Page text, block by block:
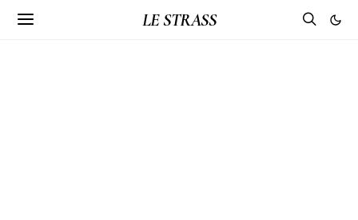
LE STRASS